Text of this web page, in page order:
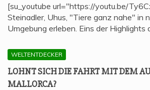
[su_youtube url="https://youtu.be/
Steinadler, Uhus, "Tiere ganz nahe" in
Umgebung erleben. Eins der Highlights
WELTENTDECKER
LOHNT SICH DIE FAHRT MIT DEM
MALLORCA?